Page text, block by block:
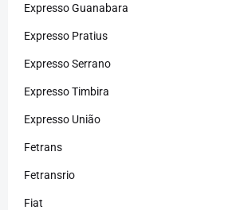
Expresso Guanabara
Expresso Pratius
Expresso Serrano
Expresso Timbira
Expresso União
Fetrans
Fetransrio
Fiat